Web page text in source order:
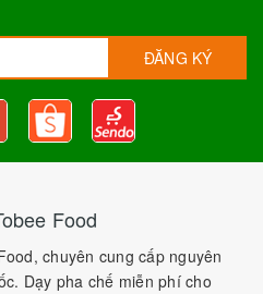
ĐĂNG KÝ
Food
chuyên cung cấp nguyên
Dạy pha chế miễn phí cho